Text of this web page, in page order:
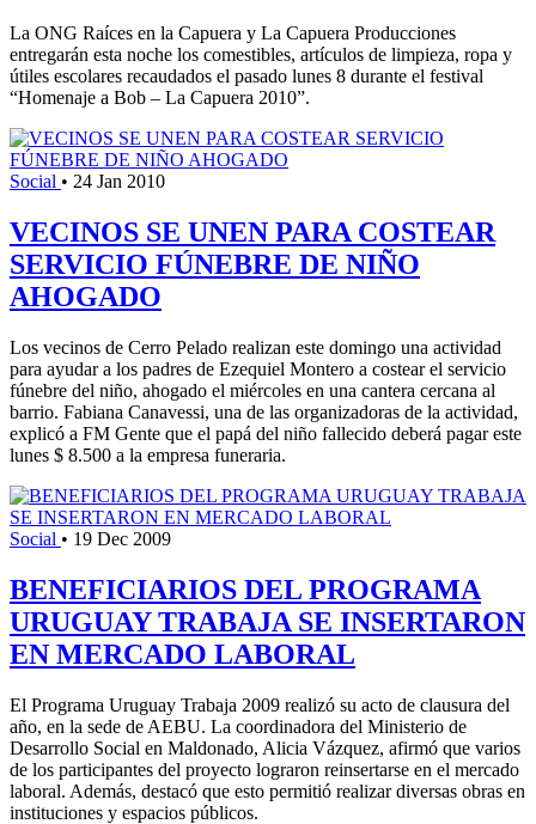
La ONG Raíces en la Capuera y La Capuera Producciones
entregarán esta noche los comestibles, artículos de limpieza, ropa y
útiles escolares recaudados el pasado lunes 8 durante el festival
“Homenaje a Bob – La Capuera 2010”.
Social • 24 Jan 2010
VECINOS SE UNEN PARA COSTEAR
SERVICIO FÚNEBRE DE NIÑO
AHOGADO
Los vecinos de Cerro Pelado realizan este domingo una actividad
para ayudar a los padres de Ezequiel Montero a costear el servicio
fúnebre del niño, ahogado el miércoles en una cantera cercana al
barrio. Fabiana Canavessi, una de las organizadoras de la actividad,
explicó a FM Gente que el papá del niño fallecido deberá pagar este
lunes $ 8.500 a la empresa funeraria.
Social • 19 Dec 2009
BENEFICIARIOS DEL PROGRAMA
URUGUAY TRABAJA SE INSERTARON
EN MERCADO LABORAL
El Programa Uruguay Trabaja 2009 realizó su acto de clausura del
año, en la sede de AEBU. La coordinadora del Ministerio de
Desarrollo Social en Maldonado, Alicia Vázquez, afirmó que varios
de los participantes del proyecto lograron reinsertarse en el mercado
laboral. Además, destacó que esto permitió realizar diversas obras en
instituciones y espacios públicos.